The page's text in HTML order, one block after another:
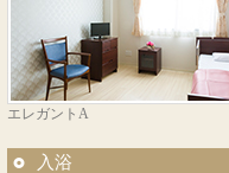
エレガントA
入浴